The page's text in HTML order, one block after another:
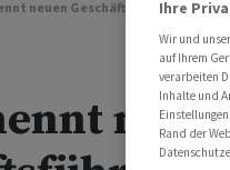
neuen Geschäftsführer für die
Ihre
Wir und
auf Ihrem
verarbeiten
Inhalte und
Rand der